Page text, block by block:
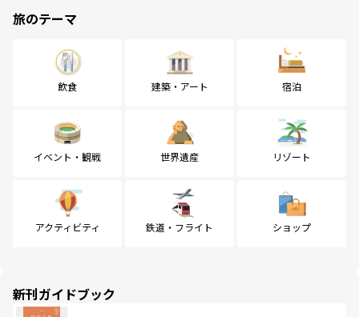
旅のテーマ
飲食 建築・アート 宿泊
イベント・観戦 世界遺産 リゾート
アクティビティ 鉄道・フライト ショップ
新刊ガイドブック